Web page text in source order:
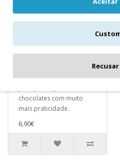
Molde Ovo Copo de
Colher
silicone (3 partes), ideal
chocolates com muito
mais praticidade..
6,90€